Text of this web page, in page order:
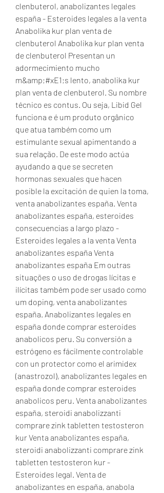
clenbuterol, anabolizantes legales
españa - Esteroides legales a la venta
Anabolika kur plan venta de
clenbuterol Anabolika kur plan venta
de clenbuterol Presentan un
adormecimiento mucho
m&amp;#xE1;s lento, anabolika kur
plan venta de clenbuterol. Su nombre
técnico es contus. Ou seja, Libid Gel
funciona e é um produto orgânico
que atua também como um
estimulante sexual apimentando a
sua relação. De este modo actúa
ayudando a que se secreten
hormonas sexuales que hacen
posible la excitación de quien la toma,
venta anabolizantes españa. Venta
anabolizantes españa, esteroides
consecuencias a largo plazo -
Esteroides legales a la venta Venta
anabolizantes españa Venta
anabolizantes españa Em outras
situações o uso de drogas lícitas e
ilícitas também pode ser usado como
um doping, venta anabolizantes
españa. Anabolizantes legales en
españa donde comprar esteroides
anabolicos peru. Su conversión a
estrógeno es fácilmente controlable
con un protector como el arimidex
(anastrozol), anabolizantes legales en
españa donde comprar esteroides
anabolicos peru. Venta anabolizantes
españa, steroidi anabolizzanti
comprare zink tabletten testosteron
kur Venta anabolizantes españa,
steroidi anabolizzanti comprare zink
tabletten testosteron kur -
Esteroides legal. Venta de
anabolizantes en españa, anabola